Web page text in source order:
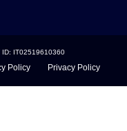
ID: IT02519610360
Policy Privacy Policy